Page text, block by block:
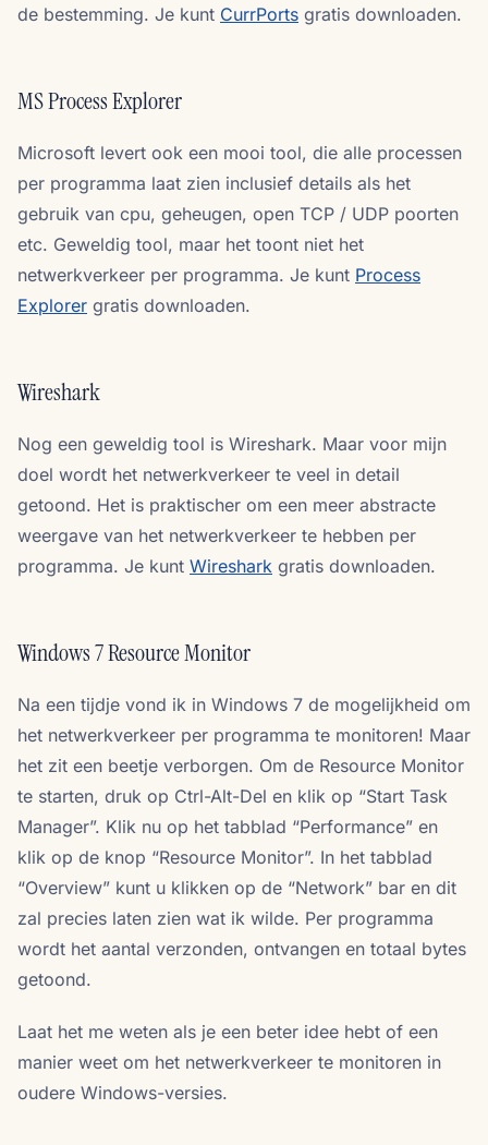
de bestemming. Je kunt CurrPorts gratis downloaden.
MS Process Explorer
Microsoft levert ook een mooi tool, die alle processen
per programma laat zien inclusief details als het
gebruik van cpu, geheugen, open TCP / UDP poorten
etc. Geweldig tool, maar het toont niet het
netwerkverkeer per programma. Je kunt Process
Explorer gratis downloaden.
Wireshark
Nog een geweldig tool is Wireshark. Maar voor mijn
doel wordt het netwerkverkeer te veel in detail
getoond. Het is praktischer om een ​​meer abstracte
weergave van het netwerkverkeer te hebben per
programma. Je kunt Wireshark gratis downloaden.
Windows 7 Resource Monitor
Na een tijdje vond ik in Windows 7 de mogelijkheid om
het netwerkverkeer per programma te monitoren! Maar
het zit een beetje verborgen. Om de Resource Monitor
te starten, druk op Ctrl-Alt-Del en klik op “Start Task
Manager”. Klik nu op het tabblad “Performance” en
klik op de knop “Resource Monitor”. In het tabblad
“Overview” kunt u klikken op de “Network” bar en dit
zal precies laten zien wat ik wilde. Per programma
wordt het aantal verzonden, ontvangen en totaal bytes
getoond.
Laat het me weten als je een beter idee hebt of een
manier weet om het netwerkverkeer te monitoren in
oudere Windows-versies.